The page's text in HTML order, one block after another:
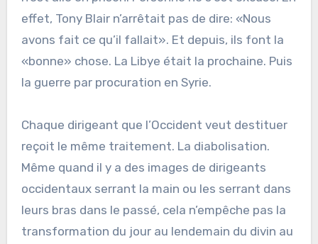
effet, Tony Blair n’arrêtait pas de dire: «Nous
avons fait ce qu’il fallait». Et depuis, ils font la
«bonne» chose. La Libye était la prochaine. Puis
la guerre par procuration en Syrie.
Chaque dirigeant que l’Occident veut destituer
reçoit le même traitement. La diabolisation.
Même quand il y a des images de dirigeants
occidentaux serrant la main ou les serrant dans
leurs bras dans le passé, cela n’empêche pas la
transformation du jour au lendemain du divin au